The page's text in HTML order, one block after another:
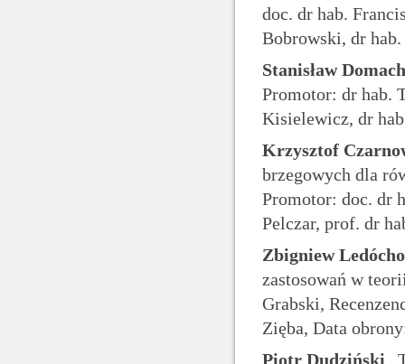
doc. dr hab.
Bobrowski, dr
Stanisław
Promotor: dr hab.
Kisielewicz, dr
Krzysztof
brzegowych dla
Promotor: doc. dr
Pelczar, prof. dr
Zbigniew
zastosowań w
Grabski,
Zięba, Data
Piotr Dudziński